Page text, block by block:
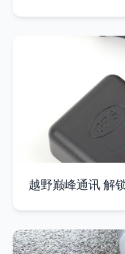
越野巅峰通讯 解